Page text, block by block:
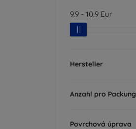
9.9 - 10.9 Eur
Hersteller
Anzahl pro Packung
Povrchová úprava